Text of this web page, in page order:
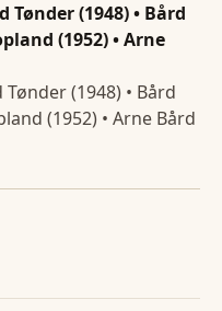
Tønder (1948) • Bård
(1952) • Arne
(1948) • Bård
(1952) • Arne Bård